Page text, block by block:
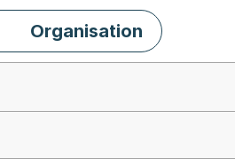
Organisation